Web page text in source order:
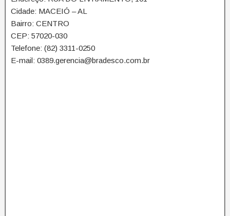
Cidade: MACEIÓ – AL
Bairro: CENTRO
CEP: 57020-030
Telefone: (82) 3311-0250
E-mail: 0389.gerencia@bradesco.com.br